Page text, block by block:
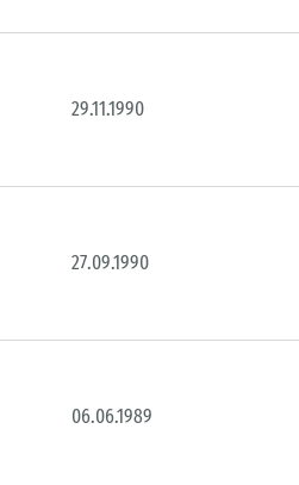
29.11.1990
27.09.1990
06.06.1989